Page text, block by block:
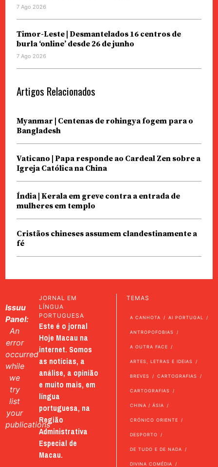
7 Ago 2026
Timor-Leste | Desmantelados 16 centros de
burla ‘online’ desde 26 de junho
7 Ago 2026
Artigos Relacionados
Myanmar | Centenas de rohingya fogem para o
Bangladesh
Vaticano | Papa responde ao Cardeal Zen sobre a
Igreja Católica na China
Índia | Kerala em greve contra a entrada de
mulheres em templo
Cristãos chineses assumem clandestinamente a
fé
Issuu
Panel:
An
error
occurred
while
we
try
list
your
publications
JORNAL EM
LÍNGUA
PORTUGUESA
Este é o jornal
Hoje Macau na
internet. Somos
as notícias, a
análise, a opinião
e muito mais, em
língua
portuguesa, na
Região
Administrativa
Especial de
Macau.
TEMAS
A CANHOTA AI PORTUGAL
ANTROPOFOBIAS
A OUTRA FACE
ARTES, LETRAS E IDEIAS
BREVES CARTOGRAFIAS
CARTOGRAFIAS
CHINA / ÁSIA
CRÓNICO ORIENTE
DESPORTO
DE TUDO E DE NADA
DIVINA COMÉDIA